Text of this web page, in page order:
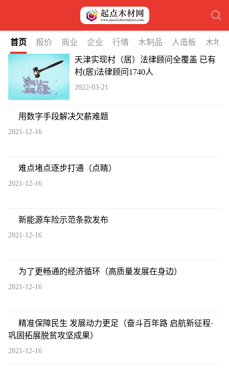
首页 报价 商业 企业 行情 木制品 人造板
木地
天津实现村（居）法律顾问全覆盖 已有
村(居)法律顾问1740人
2022-03-21
用数字手段解决欠薪难题
2021-12-16
难点堵点逐步打通（点睛）
2021-12-16
新能源车险示范条款发布
2021-12-16
为了更畅通的经济循环（高质量发展在身边）
2021-12-16
精准保障民生 发展动力更足（奋斗百年路 启航新征程·
巩固拓展脱贫攻坚成果）
2021-12-16